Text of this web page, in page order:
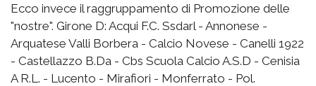
Ecco invece il raggruppamento di Promozione delle
"nostre". Girone D: Acqui F.C. Ssdarl - Annonese -
Arquatese Valli Borbera - Calcio Novese - Canelli 1922
- Castellazzo B.Da - Cbs Scuola Calcio A.S.D - Cenisia
A R.L. - Lucento - Mirafiori - Monferrato - Pol.